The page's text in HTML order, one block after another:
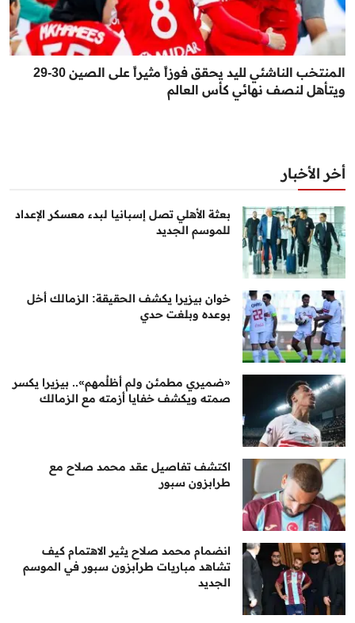
المنتخب الناشئي لليد يحقق فوزاً مثيراً على الصين 30-29
ويتأهل لنصف نهائي كأس العالم
أخر الأخبار
بعثة الأهلي تصل إسبانيا لبدء معسكر الإعداد
للموسم الجديد
خوان بيزيرا يكشف الحقيقة: الزمالك أخل
بوعده وبلغت حدي
«ضميري مطمئن ولم أظلُمهم».. بيزيرا يكسر
صمته ويكشف خفايا أزمته مع الزمالك
اكتشف تفاصيل عقد محمد صلاح مع
طرابزون سبور
انضمام محمد صلاح يثير الاهتمام كيف
تشاهد مباريات طرابزون سبور في الموسم
الجديد